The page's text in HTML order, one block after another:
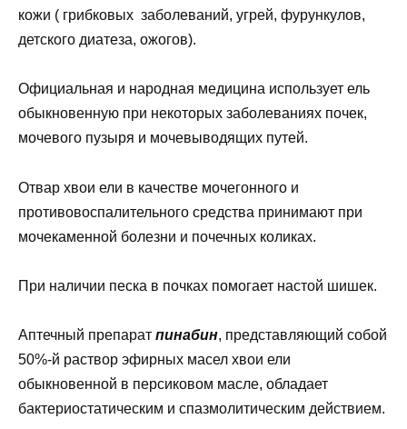
кожи ( грибковых заболеваний, угрей, фурункулов,
детского диатеза, ожогов).
Официальная и народная медицина использует ель
обыкновенную при некоторых заболеваниях почек,
мочевого пузыря и мочевыводящих путей.
Отвар хвои ели в качестве мочегонного и
противовоспалительного средства принимают при
мочекаменной болезни и почечных коликах.
При наличии песка в почках помогает настой шишек.
Аптечный препарат пинабин, представляющий собой
50%-й раствор эфирных масел хвои ели
обыкновенной в персиковом масле, обладает
бактериостатическим и спазмолитическим действием.